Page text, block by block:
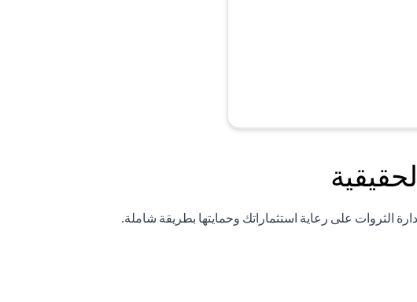
الثروات على رعاية استثماراتك وحمايتها بطريقة شاملة.